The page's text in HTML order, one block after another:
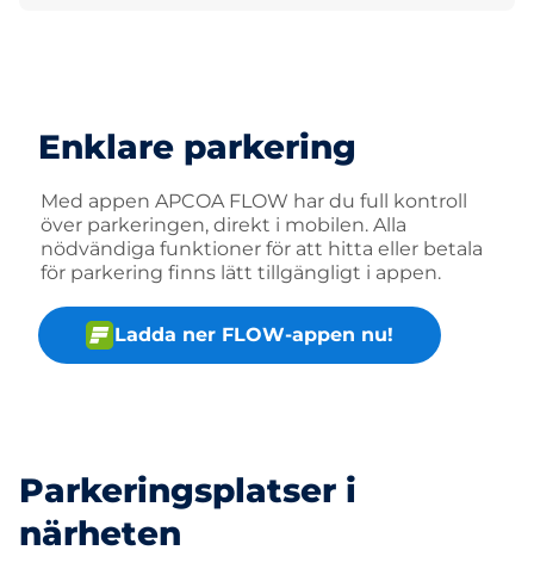
Enklare parkering
Med appen APCOA FLOW har du full kontroll
över parkeringen, direkt i mobilen. Alla
nödvändiga funktioner för att hitta eller betala
för parkering finns lätt tillgängligt i appen.
Ladda ner FLOW-appen nu!
Parkeringsplatser i
närheten